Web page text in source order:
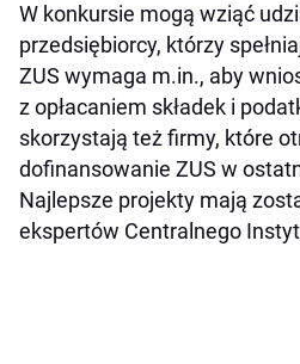
W konkursie mogą wziąć
przedsiębiorcy, którzy
ZUS wymaga m.in., aby
z opłacaniem składek i
skorzystają też firmy, które
dofinansowanie ZUS w
Najlepsze projekty mają
ekspertów Centralnego